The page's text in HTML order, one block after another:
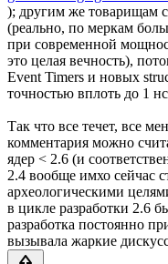
); другим же товарищам
(реально, по меркам
при современной
это целая вечность),
Event Timers и новых
точностью вплоть до 1
Так что все течет, все
комментария можно
ядер < 2.6 (и
2.4 вообще имхо сейчас
археологическими
в цикле разработки 2.6
разработка постоянно
вызывала жаркие